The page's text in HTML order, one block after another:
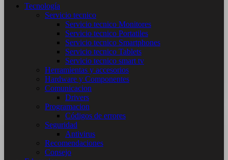
Tecnología
Servicio tecnico
Servicio tecnico Monitores
Servicio tecnico Portatiles
Servicio tecnico Smartphones
Servicio tecnico Tablets
Servicio tecnico smart tv
Herramientas y accesorios
Hardware y Componentes
Comunicacion
Drivers
Programacion
Códigos de errores
Seguridad
Antivirus
Recomendaciones
Consejo